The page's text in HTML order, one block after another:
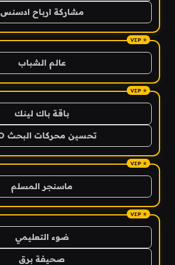
مشاركة ارباح ادسنس
عالم الشباب
باقة باك لينك
تحسين محركات البحث SEO
ماسنجر المسلم
ضوء التعليمي
صحيفة برق